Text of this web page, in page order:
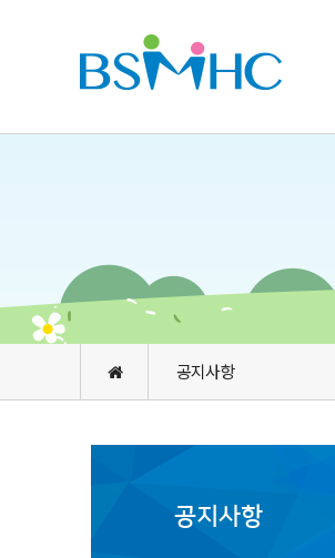
공지사항
공지사항